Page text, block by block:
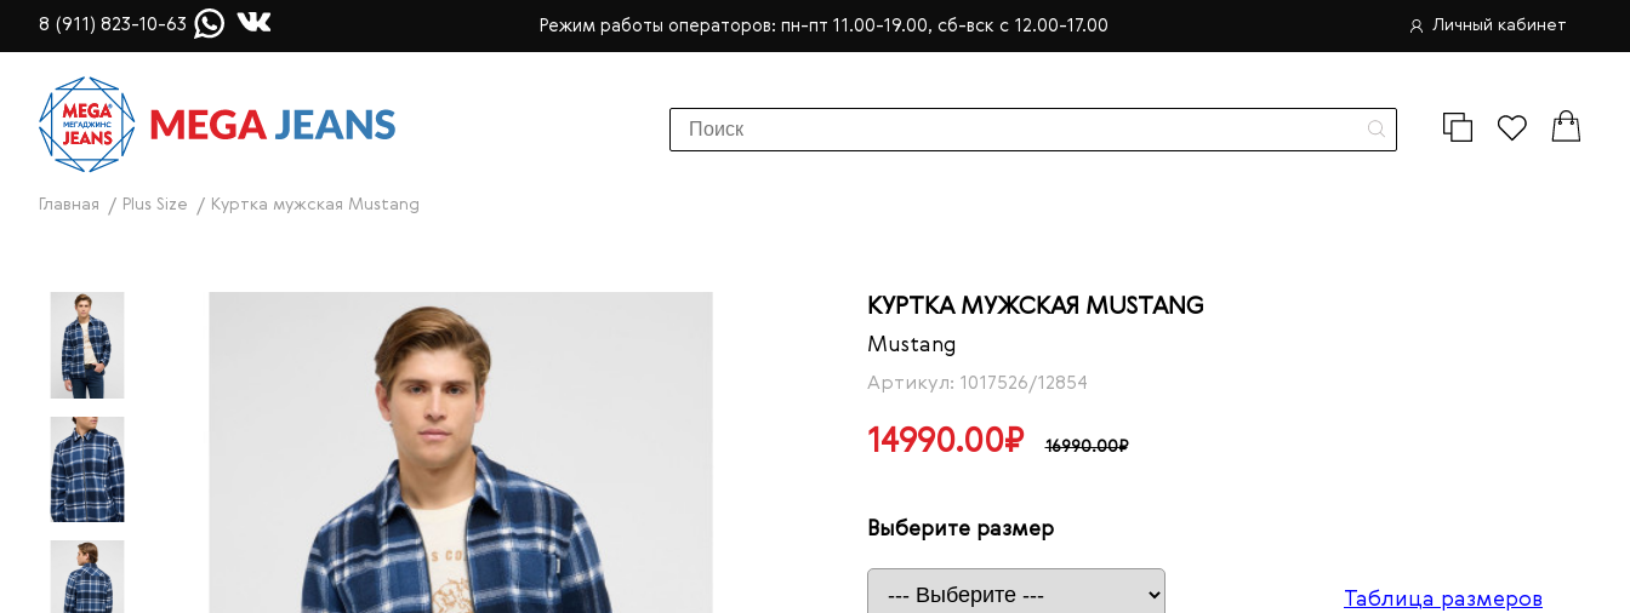
8 (911) 823-10-63 Режим работы операторов: пн-пт 11.00-19.00, сб-вск с 12.00-17.00 Личный кабинет
Главная Plus Size Куртка мужская Mustang
КУРТКА МУЖСКАЯ MUSTANG
Mustang
Артикул: 1017526/12854
14990.00₽ 16990.00₽
Выберите размер
Таблица размеров